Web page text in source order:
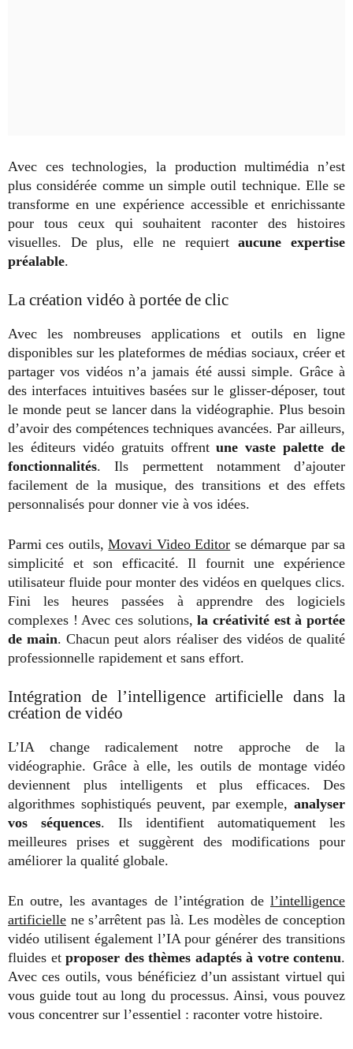
Avec ces technologies, la production multimédia n’est
plus considérée comme un simple outil technique. Elle se
transforme en une expérience accessible et enrichissante
pour tous ceux qui souhaitent raconter des histoires
visuelles. De plus, elle ne requiertaucune expertise
préalable.
La création vidéo à portée de clic
Avec les nombreuses applications et outils en ligne
disponibles sur les plateformes de médias sociaux, créer et
partager vos vidéos n’a jamais été aussi simple. Grâce à
des interfaces intuitives basées sur le glisser-déposer, tout
le monde peut se lancer dans la vidéographie. Plus besoin
d’avoir des compétences techniques avancées. Par ailleurs,
les éditeurs vidéo gratuits offrentune vaste palette de
fonctionnalités. Ils permettent notamment d’ajouter
facilement de la musique, des transitions et des effets
personnalisés pour donner vie à vos idées.
Parmi ces outils,Movavi Video Editor se démarque par sa
simplicité et son efficacité. Il fournit une expérience
utilisateur fluide pour monter des vidéos en quelques clics.
Fini les heures passées à apprendre des logiciels
complexes ! Avec ces solutions,la créativité est à portée
de main. Chacun peut alors réaliser des vidéos de qualité
professionnelle rapidement et sans effort.
Intégration de l’intelligence artificielle dans la
création de vidéo
L’IA change radicalement notre approche de la
vidéographie. Grâce à elle, les outils de montage vidéo
deviennent plus intelligents et plus efficaces. Des
algorithmes sophistiqués peuvent, par exemple, analyser
vos séquences. Ils identifient automatiquement les
meilleures prises et suggèrent des modifications pour
améliorer la qualité globale.
En outre, les avantages de l’intégration de l’intelligence
artificielle ne s’arrêtent pas là. Les modèles de conception
vidéo utilisent également l’IA pour générer des transitions
fluides et proposer des thèmes adaptés à votre contenu.
Avec ces outils, vous bénéficiez d’un assistant virtuel qui
vous guide tout au long du processus. Ainsi, vous pouvez
vous concentrer sur l’essentiel : raconter votre histoire.